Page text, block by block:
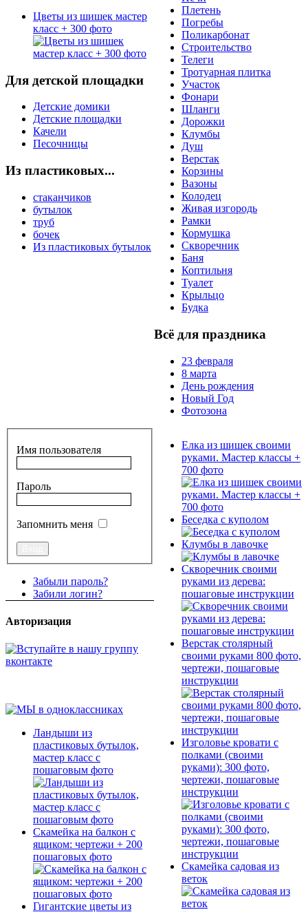
Цветы из шишек мастер
класс + 300 фото
Для детской площадки
Детские домики
Детские площадки
Качели
Песочницы
Из пластиковых...
стаканчиков
бутылок
труб
бочек
Из пластиковых бутылок
Плетень
Погребы
Поликарбонат
Строительство
Телеги
Тротуарная плитка
Участок
Фонари
Шланги
Дорожки
Клумбы
Душ
Верстак
Корзины
Вазоны
Колодец
Живая изгородь
Рамки
Кормушка
Скворечник
Баня
Коптильня
Туалет
Крыльцо
Будка
Всё для праздника
23 февраля
8 марта
День рождения
Новый Год
Фотозона
Имя пользователя
Пароль
Запомнить меня
Забыли пароль?
Забили логин?
Авторизация
Ландыши из
пластиковых бутылок,
мастер класс с
пошаговым фото
Скамейка на балкон с
ящиком: чертежи + 200
пошаговых фото
Гигантские цветы из
Елка из шишек своими
руками. Мастер классы +
700 фото
Беседка с куполом
Клумбы в лавочке
Скворечник своими
руками из дерева:
пошаговые инструкции
Верстак столярный
своими руками 800 фото,
чертежи, пошаговые
инструкции
Изголовье кровати с
полками (своими
руками): 300 фото,
чертежи, пошаговые
инструкции
Скамейка садовая из
веток